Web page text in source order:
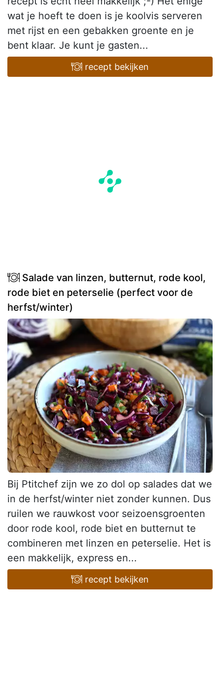
wat je hoeft te doen is je koolvis serveren
met rijst en een gebakken groente en je
bent klaar. Je kunt je gasten...
recept bekijken
Salade van linzen, butternut, rode kool,
rode biet en peterselie (perfect voor de
herfst/winter)
Bij Ptitchef zijn we zo dol op salades dat we
in de herfst/winter niet zonder kunnen. Dus
ruilen we rauwkost voor seizoensgroenten
door rode kool, rode biet en butternut te
combineren met linzen en peterselie. Het is
een makkelijk, express en...
recept bekijken